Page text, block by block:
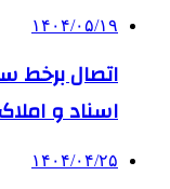
۱۴۰۴/۰۵/۱۹
اتصال برخط
اسناد و
۱۴۰۴/۰۴/۲۵